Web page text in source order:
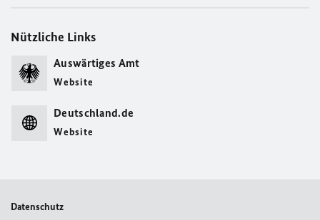
Nützliche Links
Auswärtiges Amt
Website
Deutschland.de
Website
Datenschutz